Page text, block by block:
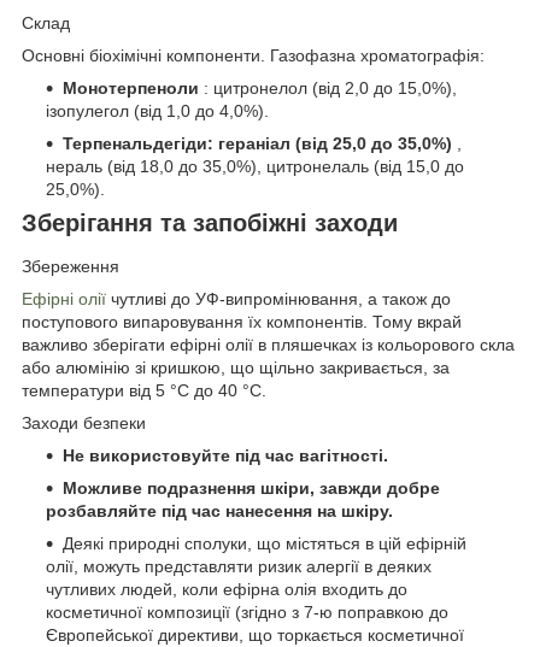
Склад
Основні біохімічні компоненти. Газофазна хроматографія:
Монотерпеноли : цитронелол (від 2,0 до 15,0%),
ізопулегол (від 1,0 до 4,0%).
Терпенальдегіди: гераніал (від 25,0 до 35,0%) ,
нераль (від 18,0 до 35,0%), цитронелаль (від 15,0 до
25,0%).
Зберігання та запобіжні заходи
Збереження
Ефірні олії чутливі до УФ-випромінювання, а також до
поступового випаровування їх компонентів. Тому вкрай
важливо зберігати ефірні олії в пляшечках із кольорового скла
або алюмінію зі кришкою, що щільно закривається, за
температури від 5 °C до 40 °C.
Заходи безпеки
Не використовуйте під час вагітності.
Можливе подразнення шкіри, завжди добре
розбавляйте під час нанесення на шкіру.
Деякі природні сполуки, що містяться в цій ефірній
олії, можуть представляти ризик алергії в деяких
чутливих людей, коли ефірна олія входить до
косметичної композиції (згідно з 7-ю поправкою до
Європейської директиви, що торкається косметичної